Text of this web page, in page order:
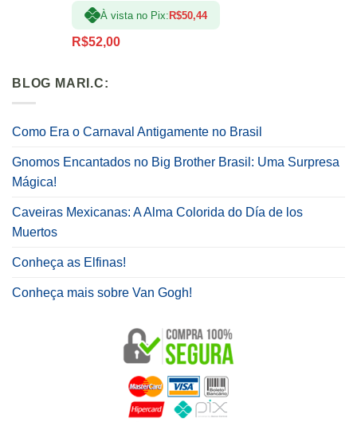
Avaliação
5.00de 5
À vista no Pix: R$50,44
R$52,00
BLOG MARI.C:
Como Era o Carnaval Antigamente no Brasil
Gnomos Encantados no Big Brother Brasil: Uma Surpresa
Mágica!
Caveiras Mexicanas: A Alma Colorida do Día de los
Muertos
Conheça as Elfinas!
Conheça mais sobre Van Gogh!